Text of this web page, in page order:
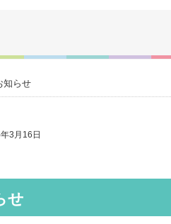
知らせ
3月16日
せ